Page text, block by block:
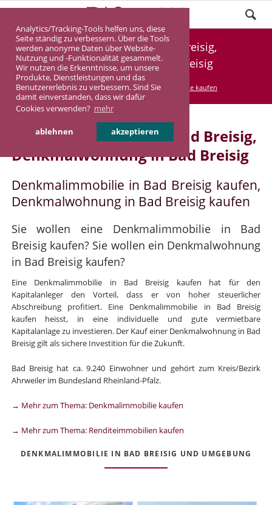
Analytics/Tracking-Tools helfen uns, diese
Seite ständig zu verbessern. Über die Tools
werden anonyme Daten über Website-
Nutzung und -Funktionalität gesammelt.
Wir nutzen die Erkenntnisse, um unsere
Produkte, Dienstleistungen und das
Benutzererlebnis zu verbessern. Sind Sie
damit einverstanden, dass wir dafür
Cookies verwenden? mehr
ablehnen akzeptieren
Denkmalimmobilie Bad Breisig,
Denkmalwohnung Bad Breisig
DASINVEST Service Denkmalimmobilie kaufen
Denkmalimmobilie in Bad Breisig,
Denkmalwohnung in Bad Breisig
Denkmalimmobilie in Bad Breisig kaufen,
Denkmalwohnung in Bad Breisig kaufen
Sie wollen eine Denkmalimmobilie in Bad
Breisig kaufen? Sie wollen ein Denkmalwohnung
in Bad Breisig kaufen?
Eine Denkmalimmobilie in Bad Breisig kaufen hat für den
Kapitalanleger den Vorteil, dass er von hoher steuerlicher
Abschreibung profitiert. Eine Denkmalimmobilie in Bad Breisig
kaufen heisst, in eine individuelle und gute vermietbare
Kapitalanlage zu investieren. Der Kauf einer Denkmalwohnung in Bad
Breisig gilt als sichere Investition für die Zukunft.
Bad Breisig hat ca. 9.240 Einwohner und gehört zum Kreis/Bezirk
Ahrweiler im Bundesland Rheinland-Pfalz.
→ Mehr zum Thema: Denkmalimmobilie kaufen
→ Mehr zum Thema: Renditeimmobilien kaufen
DENKMALIMMOBILIE IN BAD BREISIG UND UMGEBUNG